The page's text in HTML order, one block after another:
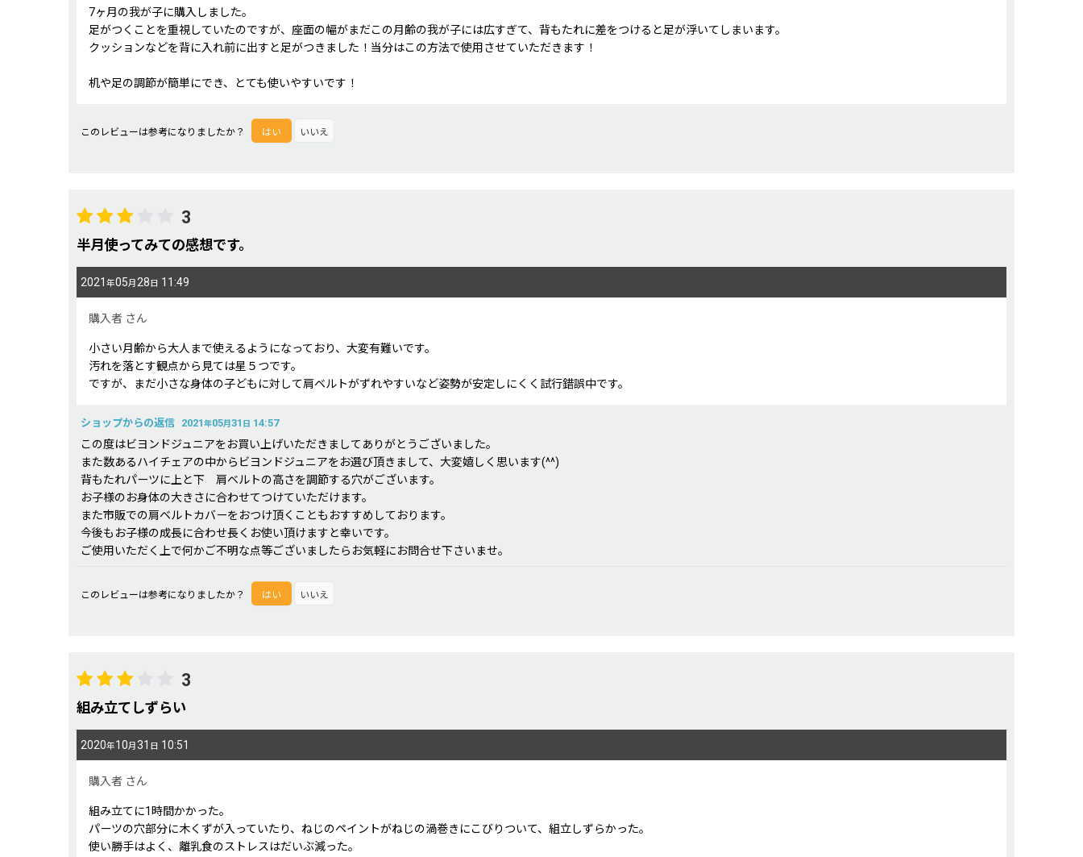
7ヶ月の我が子に購入しました。
足がつくことを重視していたのですが、座面の幅がまだこの月齢の我が子には広すぎて、背もたれに差をつけると足が浮いてしまいます。
クッションなどを背に入れ前に出すと足がつきました！当分はこの方法で使用させていただきます！
机や足の調節が簡単にでき、とても使いやすいです！
このレビューは参考になりましたか？ はい いいえ
3
半月使ってみての感想です。
2021 年05月 28 日 11:49
購入者 さん
小さい月齢から大人まで使えるようになっており、大変有難いです。
汚れを落とす観点から見ては星５つです。
ですが、まだ小さな身体の子どもに対して肩ベルトがずれやすいなど姿勢が安定しにくく試行錯誤中です。
ショップからの返信 2021年05月 31 日 14:57
この度はビヨンドジュニアをお買い上げいただきましてありがとうございました。
また数あるハイチェアの中からビヨンドジュニアをお選び頂きまして、大変嬉しく思います(^^)
背もたれパーツに上と下 肩ベルトの高さを調節する穴がございます。
お子様のお身体の大きさに合わせてつけていただけます。
また市販での肩ベルトカバーをおつけ頂くこともおすすめしております。
今後もお子様の成長に合わせ長くお使い頂けますと幸いです。
ご使用いただく上で何かご不明な点等ございましたらお気軽にお問合せ下さいませ。
このレビューは参考になりましたか？ はい いいえ
3
組み立てしずらい
2020年10月 31 日 10:51
購入者 さん
組み立てに1時間かかった。
パーツの穴部分に木くずが入っていたり、ねじのペイントがねじの渦巻きにこびりついて、組立しずらかった。
使い勝手はよく、離乳食のストレスはだいぶ減った。